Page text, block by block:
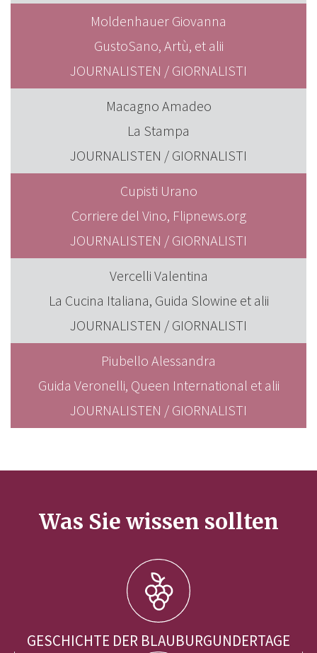
Moldenhauer Giovanna
GustoSano, Artù, et alii
JOURNALISTEN / GIORNALISTI
Macagno Amadeo
La Stampa
JOURNALISTEN / GIORNALISTI
Cupisti Urano
Corriere del Vino, Flipnews.org
JOURNALISTEN / GIORNALISTI
Vercelli Valentina
La Cucina Italiana, Guida Slowine et alii
JOURNALISTEN / GIORNALISTI
Piubello Alessandra
Guida Veronelli, Queen International et alii
JOURNALISTEN / GIORNALISTI
Was Sie wissen sollten
GESCHICHTE DER BLAUBURGUNDERTAGE